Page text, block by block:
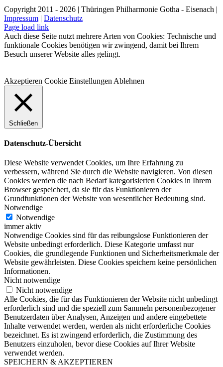
Copyright 2011 - 2026 | Thüringen Philharmonie Gotha - Eisenach |
Impressum | Datenschutz
Facebook
Instagram
WhatsApp
YouTube
E-
Mail
Telefon
Page load link
Auch diese Seite nutzt mehrere Arten von Cookies: Technische und
funktionale Cookies benötigen wir zwingend, damit bei Ihrem
Besuch unserer Website alles gelingt.
Akzeptieren Cookie Einstellungen Ablehnen
Schließen
Datenschutz-Übersicht
Diese Website verwendet Cookies, um Ihre Erfahrung zu
verbessern, während Sie durch die Website navigieren. Von diesen
Cookies werden die nach Bedarf kategorisierten Cookies in Ihrem
Browser gespeichert, da sie für das Funktionieren der
Grundfunktionen der Website von wesentlicher Bedeutung sind.
Notwendige
Notwendige
immer aktiv
Notwendige Cookies sind für das reibungslose Funktionieren der
Website unbedingt erforderlich. Diese Kategorie umfasst nur
Cookies, die grundlegende Funktionen und Sicherheitsmerkmale der
Website gewährleisten. Diese Cookies speichern keine persönlichen
Informationen.
Nicht notwendige
Nicht notwendige
Alle Cookies, die für das Funktionieren der Website nicht unbedingt
erforderlich sind und die speziell zum Sammeln personenbezogener
Benutzerdaten über Analysen, Anzeigen und andere eingebettete
Inhalte verwendet werden, werden als nicht erforderliche Cookies
bezeichnet. Es ist zwingend erforderlich, die Zustimmung des
Benutzers einzuholen, bevor diese Cookies auf Ihrer Website
verwendet werden.
SPEICHERN & AKZEPTIEREN